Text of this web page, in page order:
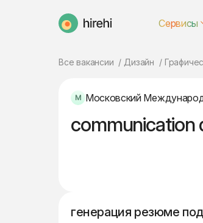
HireHi Сервисы
Все вакансии Дизайн
Московский
communication
генерация резюме